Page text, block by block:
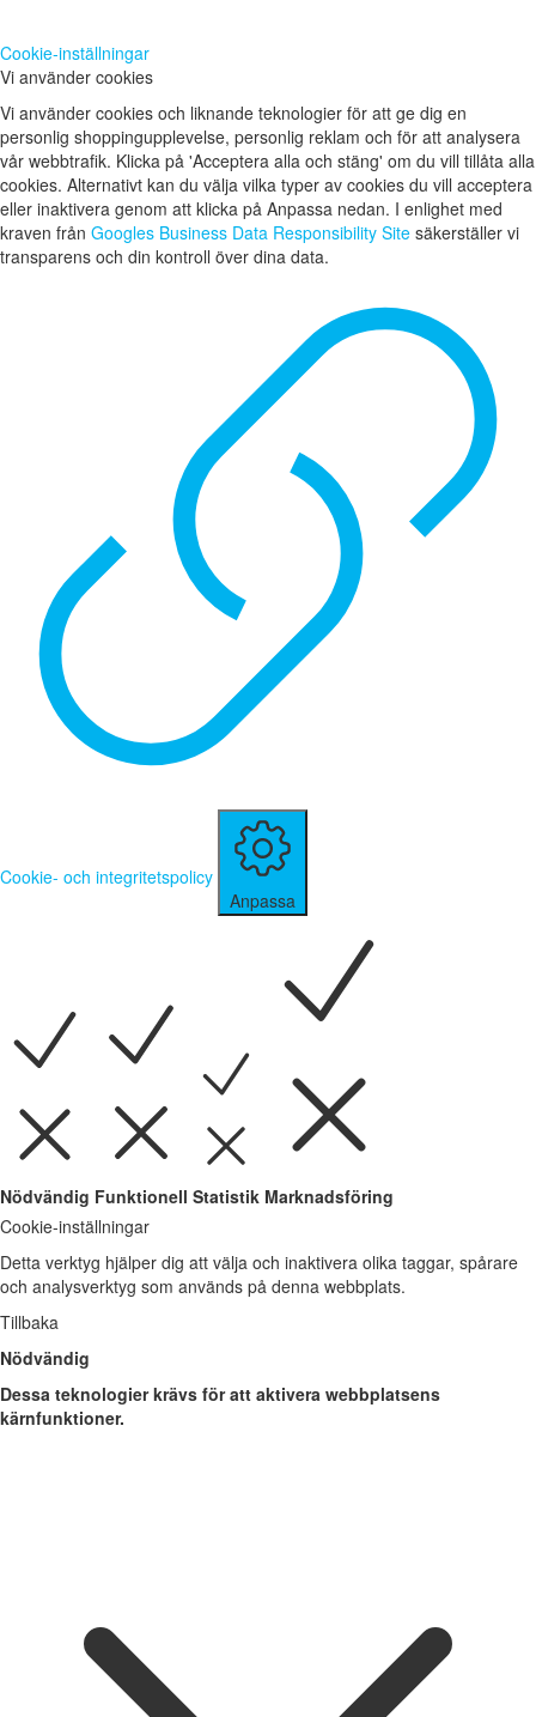
Cookie-inställningar
Vi använder cookies
Vi använder cookies och liknande teknologier för att ge dig en
personlig shoppingupplevelse, personlig reklam och för att analysera
vår webbtrafik. Klicka på 'Acceptera alla och stäng' om du vill tillåta alla
cookies. Alternativt kan du välja vilka typer av cookies du vill acceptera
eller inaktivera genom att klicka på Anpassa nedan. I enlighet med
kraven från Googles Business Data Responsibility Site säkerställer vi
transparens och din kontroll över dina data.
Cookie- och integritetspolicy
Anpassa
Nödvändig Funktionell Statistik Marknadsföring
Cookie-inställningar
Detta verktyg hjälper dig att välja och inaktivera olika taggar, spårare
och analysverktyg som används på denna webbplats.
Tillbaka
Nödvändig
Dessa teknologier krävs för att aktivera webbplatsens
kärnfunktioner.